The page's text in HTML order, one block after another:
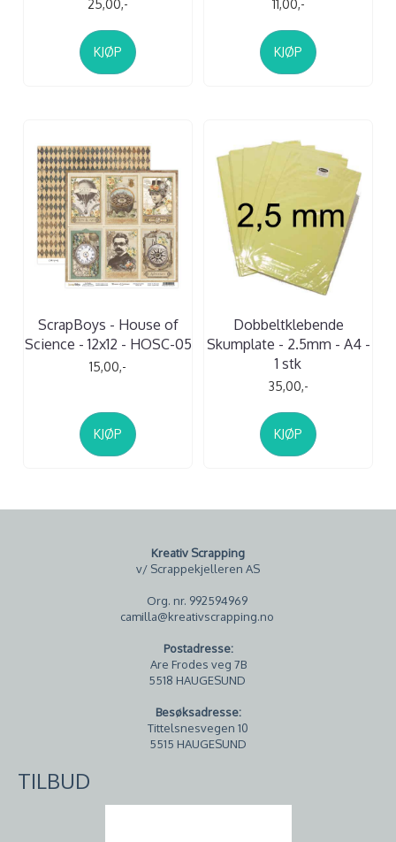
25,00,-
KJØP
11,00,-
KJØP
ScrapBoys - House of
Science - 12x12 - HOSC-05
15,00,-
KJØP
Dobbeltklebende
Skumplate - 2.5mm - A4 -
1 stk
35,00,-
KJØP
Kreativ Scrapping
v/ Scrappekjelleren AS
Org. nr. 992594969
camilla@kreativscrapping.no
Postadresse:
Are Frodes veg 7B
5518 HAUGESUND
Besøksadresse:
Tittelsnesvegen 10
5515 HAUGESUND
TILBUD